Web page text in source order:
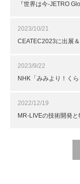
『世界は今-JETRO
2023/10/21
CEATEC2023に出展
2023/9/22
NHK「みみより！く
2022/12/19
MR-LIVEの技術開発